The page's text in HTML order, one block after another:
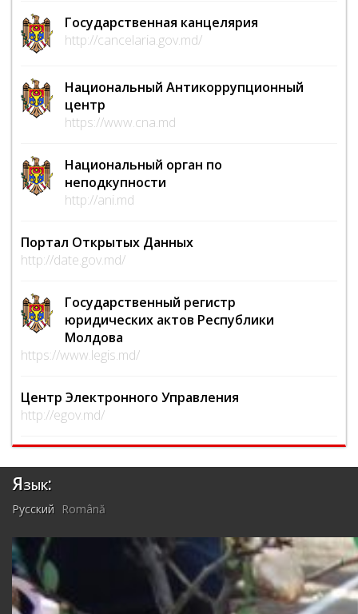
Государственная канцелярия
http://cancelaria.gov.md/
Национальный Антикоррупционный
центр
https://www.cna.md
Национальный орган по
неподкупности
http://ani.md
Портал Открытых Данных
http://date.gov.md/
Государственный регистр
юридических актов Республики
Молдова
https://www.legis.md/
Центр Электронного Управления
http://egov.md/
Язык:
Русский Română